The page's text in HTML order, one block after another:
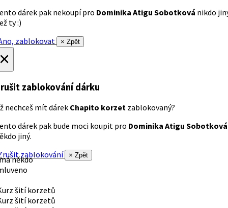
dárek pak nekoupí pro Dominika Atigu Sobotková nikdo
ty :)
zablokovat
× Zpět
zablokování dárku
nechceš mít dárek Chapito korzet zablokovaný?
dárek pak bude moci koupit pro Dominika Atigu Sobotková
jiný.
zablokování
× Zpět
někdo